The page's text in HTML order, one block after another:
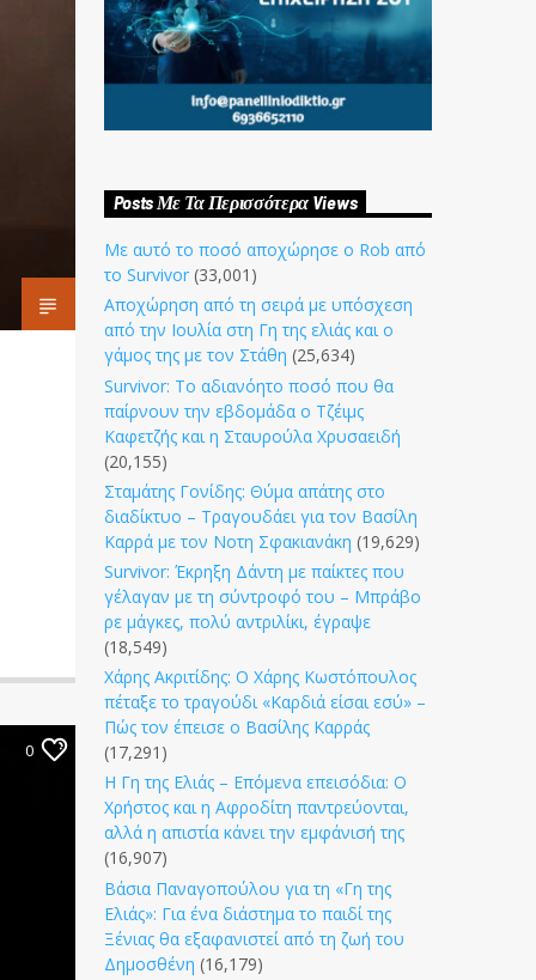
0
Posts Με Τα Περισσότερα Views
Με αυτό το ποσό αποχώρησε ο Rob από
το Survivor (33,001)
Αποχώρηση από τη σειρά με υπόσχεση
από την Ιουλία στη Γη της ελιάς και ο
γάμος της με τον Στάθη (25,634)
Survivor: Το αδιανόητο ποσό που θα
παίρνουν την εβδομάδα ο Τζέιμς
Καφετζής και η Σταυρούλα Χρυσαειδή
(20,155)
Σταμάτης Γονίδης: Θύμα απάτης στο
διαδίκτυο – Τραγουδάει για τον Βασίλη
Καρρά με τον Νοτη Σφακιανάκη (19,629)
Survivor: Έκρηξη Δάντη με παίκτες που
γέλαγαν με τη σύντροφό του – Μπράβο
ρε μάγκες, πολύ αντριλίκι, έγραψε
(18,549)
Χάρης Ακριτίδης: Ο Χάρης Κωστόπουλος
πέταξε το τραγούδι «Καρδιά είσαι εσύ» –
Πώς τον έπεισε ο Βασίλης Καρράς
(17,291)
Η Γη της Ελιάς – Επόμενα επεισόδια: Ο
Χρήστος και η Αφροδίτη παντρεύονται,
αλλά η απιστία κάνει την εμφάνισή της
(16,907)
Βάσια Παναγοπούλου για τη «Γη της
Ελιάς»: Για ένα διάστημα το παιδί της
Ξένιας θα εξαφανιστεί από τη ζωή του
Δημοσθένη (16,179)